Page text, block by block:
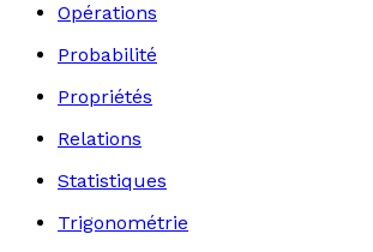
Opérations
Probabilité
Propriétés
Relations
Statistiques
Trigonométrie